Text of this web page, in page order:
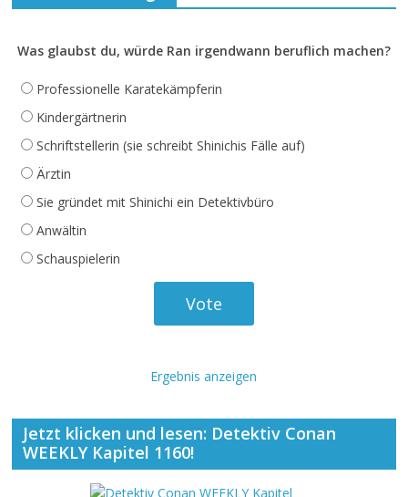
Was glaubst du, würde Ran irgendwann beruflich machen?
Professionelle Karatekämpferin
Kindergärtnerin
Schriftstellerin (sie schreibt Shinichis Fälle auf)
Ärztin
Sie gründet mit Shinichi ein Detektivbüro
Anwältin
Schauspielerin
Ergebnis anzeigen
Jetzt klicken und lesen: Detektiv Conan
WEEKLY Kapitel 1160!